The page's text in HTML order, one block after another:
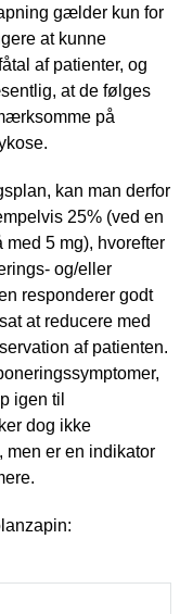
gælder kun for
at kunne
af patienter, og
at de følges
på
kan man derfor
25% (ved en
5 mg), hvorefter
og/eller
responderer godt
at reducere med
af patienten.
igen til
dog ikke
men er en indikator